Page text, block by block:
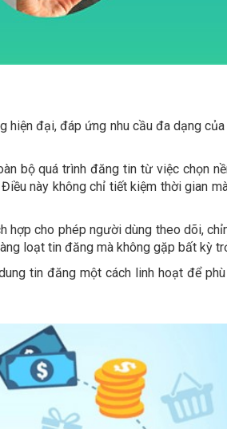
hiện đại, đáp ứng nhu cầu đa dạng
bộ quá trình đăng tin từ việc chọn
này không chỉ tiết kiệm thời gian
hợp cho phép người dùng theo dõi,
loạt tin đăng mà không gặp bất kỳ
tin đăng một cách linh hoạt để